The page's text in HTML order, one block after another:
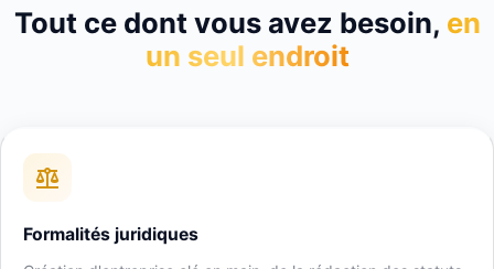
Tout ce dont vous avez besoin, en
un seul endroit
Formalités juridiques